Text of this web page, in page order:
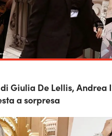
Giulia De Lellis, Andrea
a sorpresa